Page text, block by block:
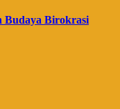
Budaya Birokrasi